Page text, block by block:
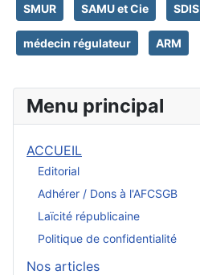
SMUR SAMU et Cie SDIS
médecin régulateur ARM
Menu principal
ACCUEIL
Editorial
Adhérer / Dons à l'AFCSGB
Laïcité républicaine
Politique de confidentialité
Nos articles